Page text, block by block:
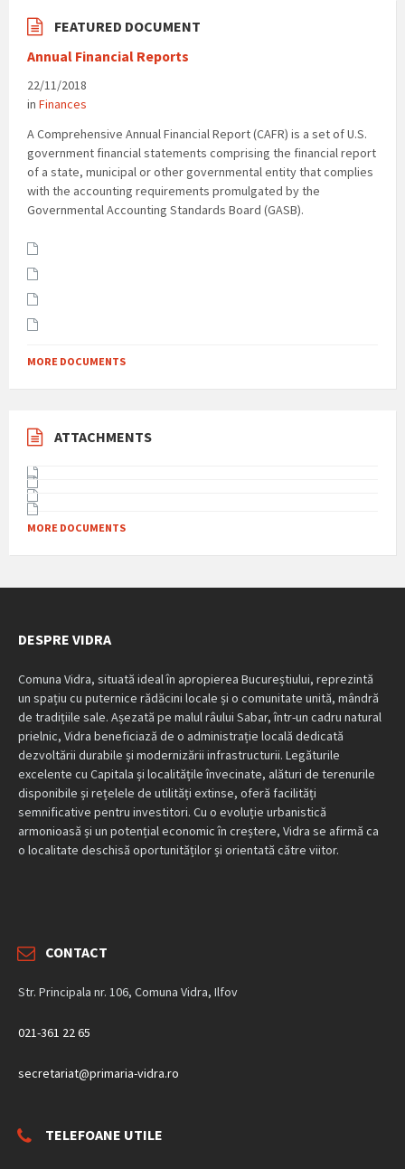
FEATURED DOCUMENT
Annual Financial Reports
22/11/2018
in Finances
A Comprehensive Annual Financial Report (CAFR) is a set of U.S.
government financial statements comprising the financial report
of a state, municipal or other governmental entity that complies
with the accounting requirements promulgated by the
Governmental Accounting Standards Board (GASB).
MORE DOCUMENTS
ATTACHMENTS
MORE DOCUMENTS
DESPRE VIDRA
Comuna Vidra, situată ideal în apropierea Bucureștiului, reprezintă
un spațiu cu puternice rădăcini locale și o comunitate unită, mândră
de tradițiile sale. Așezată pe malul râului Sabar, într-un cadru natural
prielnic, Vidra beneficiază de o administrație locală dedicată
dezvoltării durabile și modernizării infrastructurii. Legăturile
excelente cu Capitala și localitățile învecinate, alături de terenurile
disponibile și rețelele de utilități extinse, oferă facilități
semnificative pentru investitori. Cu o evoluție urbanistică
armonioasă și un potențial economic în creștere, Vidra se afirmă ca
o localitate deschisă oportunităților și orientată către viitor.
CONTACT
Str. Principala nr. 106, Comuna Vidra, Ilfov
021-361 22 65
secretariat@primaria-vidra.ro
TELEFOANE UTILE